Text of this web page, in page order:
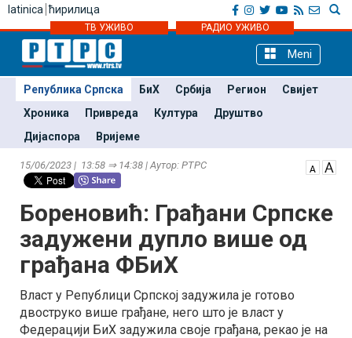
latinica ћирилица
ТВ УЖИВО РАДИО УЖИВО
Meni
Република Српска БиХ Србија Регион
Свијет
Хроника
Привреда Култура
Друштво
Дијаспора
Вријеме
15/06/2023 | 13:58 ⇒ 14:38 | Аутор: РТРС
Бореновић: Грађани Српске
задужени дупло више од
грађана ФБиХ
Власт у Републици Српској задужила је готово
двоструко више грађане, него што је власт у
Федерацији БиХ задужила своје грађана, рекао је на